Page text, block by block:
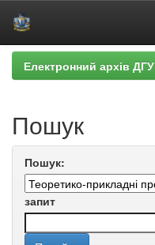
Skip
navigation
Електронний архів ДГУ
Пошук
Пошук:
запит